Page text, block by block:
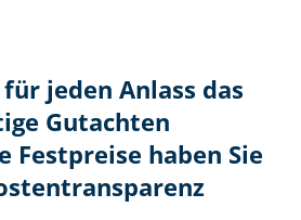
jeden Anlass das
Gutachten
Festpreise haben Sie